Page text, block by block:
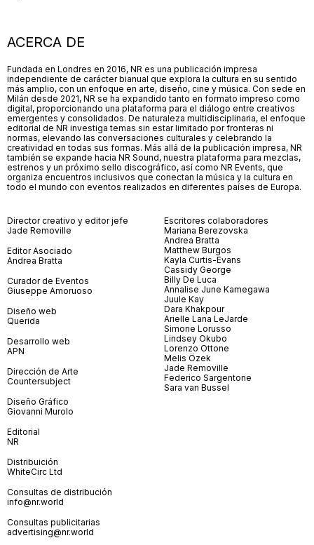
ACERCA DE
Fundada en Londres en 2016, NR es una publicación impresa
independiente de carácter bianual que explora la cultura en su sentido
más amplio, con un enfoque en arte, diseño, cine y música. Con sede en
Milán desde 2021, NR se ha expandido tanto en formato impreso como
digital, proporcionando una plataforma para el diálogo entre creativos
emergentes y consolidados. De naturaleza multidisciplinaria, el enfoque
editorial de NR investiga temas sin estar limitado por fronteras ni
normas, elevando las conversaciones culturales y celebrando la
creatividad en todas sus formas. Más allá de la publicación impresa, NR
también se expande hacia NR Sound, nuestra plataforma para mezclas,
estrenos y un próximo sello discográfico, así como NR Events, que
organiza encuentros inclusivos que conectan la música y la cultura en
todo el mundo con eventos realizados en diferentes países de Europa.
Director creativo y editor jefe
Jade Removille
Editor Asociado
Andrea Bratta
Curador de Eventos
Giuseppe Amoruoso
Diseño web
Querida
Desarrollo web
APN
Dirección de Arte
Countersubject
Diseño Gráfico
Giovanni Murolo
Editorial
NR
Distribuición
WhiteCirc Ltd
Consultas de distribución
info@nr.world
Consultas publicitarias
advertising@nr.world
Escritores colaboradores
Mariana Berezovska
Andrea Bratta
Matthew Burgos
Kayla Curtis-Evans
Cassidy George
Billy De Luca
Annalise June Kamegawa
Juule Kay
Dara Khakpour
Arielle Lana LeJarde
Simone Lorusso
Lindsey Okubo
Lorenzo Ottone
Melis Özek
Jade Removille
Federico Sargentone
Sara van Bussel